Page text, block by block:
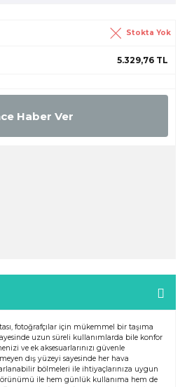
Stokta Yok
5.329,76 TL
Haber Ver
fotoğrafçılar için mükemmel bir taşıma
uzun süreli kullanımlarda bile konfor
ve ek aksesuarlarınızı güvenle
dış yüzeyi sayesinde her hava
bölmeleri ile ihtiyaçlarınıza uygun
ile hem günlük kullanıma hem de